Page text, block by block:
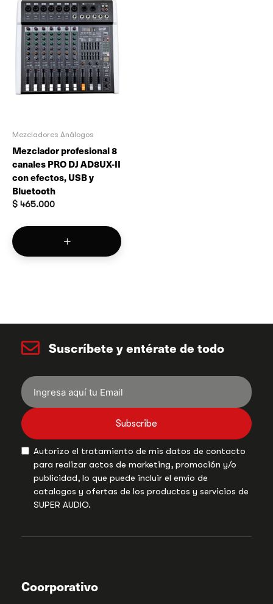
Mezcladores Análogos
Mezclador profesional 8
canales PRO DJ AD8UX-II
con efectos, USB y
Bluetooth
$ 465.000
Suscríbete y entérate de todo
Subscribe
Autorizo el tratamiento de mis datos de contacto
para realizar actos de marketing, promoción y/o
publicidad, lo que puede incluir el envío de
catalogos y ofertas de los productos y servicios de
SUPER AUDIO.
Coorporativo